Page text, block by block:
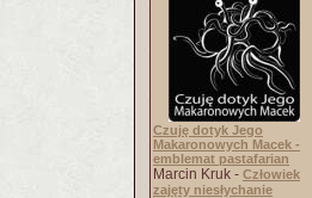
Czuję dotyk Jego
Makaronowych Macek -
emblemat pastafarian
Marcin Kruk - Człowiek
zajęty niesłychanie